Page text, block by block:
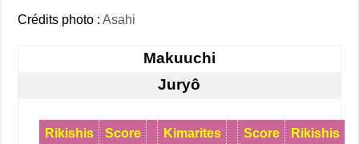
Crédits photo :Asahi
Makuuchi
Juryô
Rikishis Score Kimarites Score Rikishis